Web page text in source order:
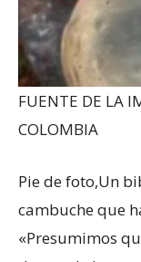
FUENTE DE LA
COLOMBIA
Pie de foto,Un
cambuche que
«Presumimos